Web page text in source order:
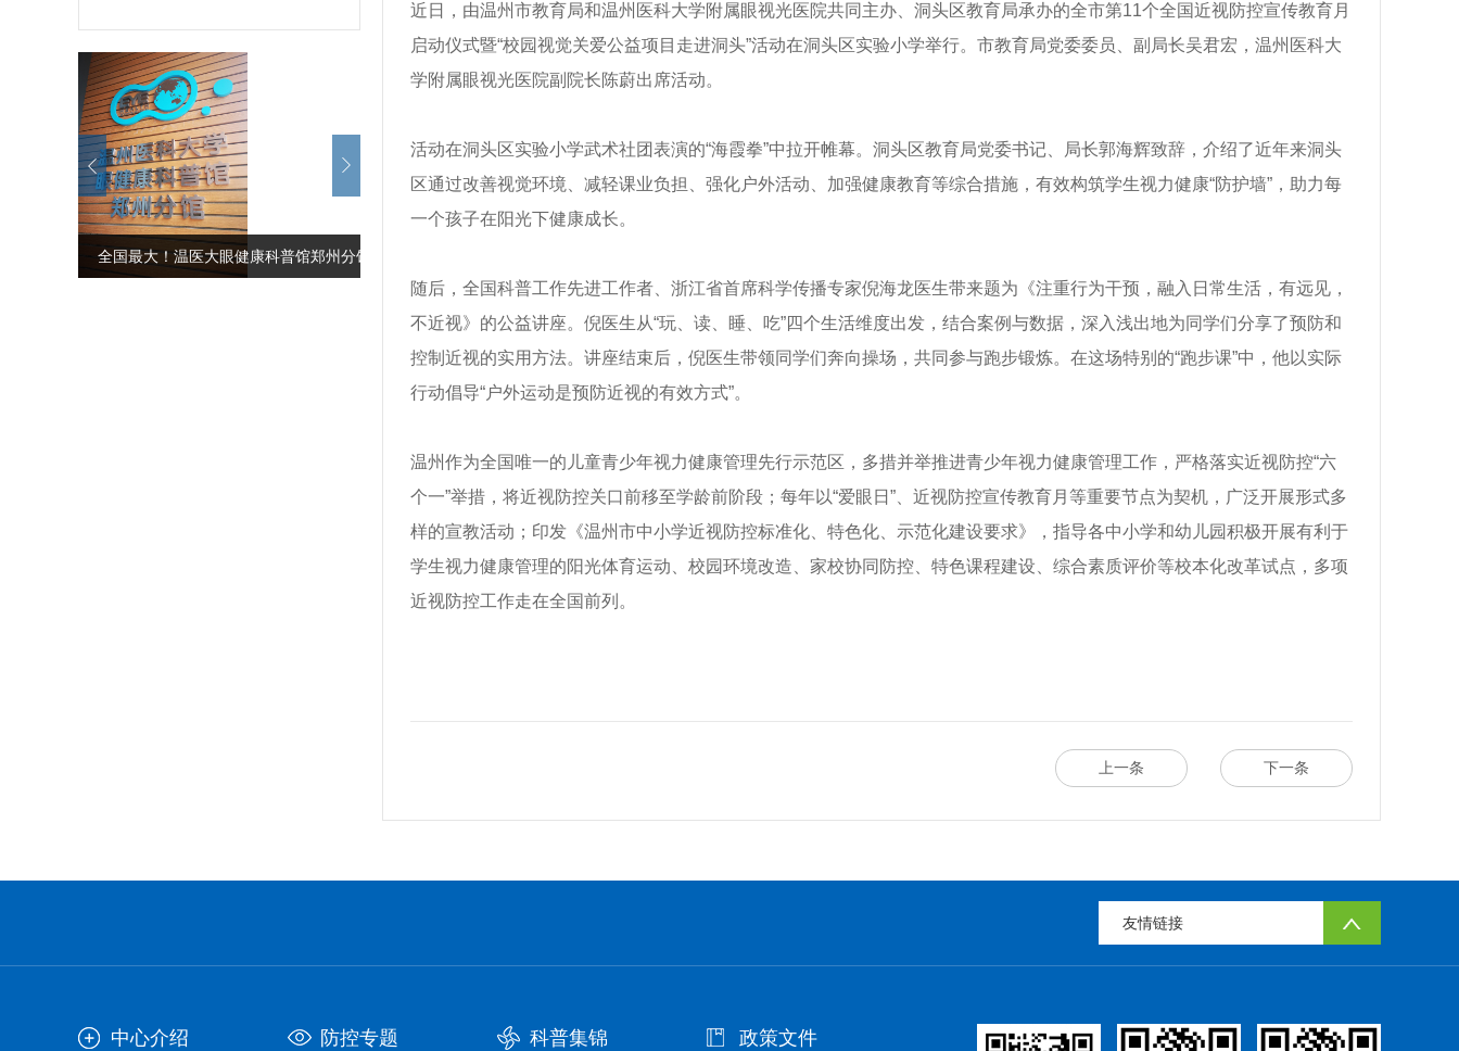
​全国最大！温医大眼健康科普馆郑州分馆
揭牌 控指南》！ 控指南》！ 科医院）： 打造近视防控“
近日，由温州市教育局和温州医科大学附属眼视光医院共同主办、洞头区教育局承办的全市第11个全国近视防控宣传教育月
启动仪式暨“校园视觉关爱公益项目走进洞头”活动在洞头区实验小学举行。市教育局党委委员、副局长吴君宏，温州医科大
学附属眼视光医院副院长陈蔚出席活动。
活动在洞头区实验小学武术社团表演的“海霞拳”中拉开帷幕。洞头区教育局党委书记、局长郭海辉致辞，介绍了近年来洞头
区通过改善视觉环境、减轻课业负担、强化户外活动、加强健康教育等综合措施，有效构筑学生视力健康“防护墙”，助力每
一个孩子在阳光下健康成长。
随后，全国科普工作先进工作者、浙江省首席科学传播专家倪海龙医生带来题为《注重行为干预，融入日常生活，有远见，
不近视》的公益讲座。倪医生从“玩、读、睡、吃”四个生活维度出发，结合案例与数据，深入浅出地为同学们分享了预防和
控制近视的实用方法。讲座结束后，倪医生带领同学们奔向操场，共同参与跑步锻炼。在这场特别的“跑步课”中，他以实际
行动倡导“户外运动是预防近视的有效方式”。
温州作为全国唯一的儿童青少年视力健康管理先行示范区，多措并举推进青少年视力健康管理工作，严格落实近视防控“六
个一”举措，将近视防控关口前移至学龄前阶段；每年以“爱眼日”、近视防控宣传教育月等重要节点为契机，广泛开展形式多
样的宣教活动；印发《温州市中小学近视防控标准化、特色化、示范化建设要求》，指导各中小学和幼儿园积极开展有利于
学生视力健康管理的阳光体育运动、校园环境改造、家校协同防控、特色课程建设、综合素质评价等校本化改革试点，多项
近视防控工作走在全国前列。
下一条
上一条
友情链接
中心介绍 防控专题 科普集锦 政策文件